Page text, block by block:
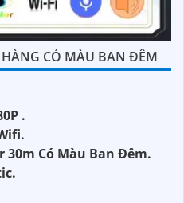
CÓ MÀU BAN ĐÊM
.
30m Có Màu Ban Ðêm.